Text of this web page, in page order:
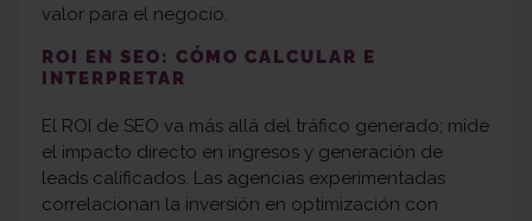
valor para el negocio.
ROI EN SEO: CÓMO CALCULAR E
INTERPRETAR
El ROI de SEO va más allá del tráfico generado; mide
el impacto directo en ingresos y generación de
leads calificados. Las agencias experimentadas
correlacionan la inversión en optimización con